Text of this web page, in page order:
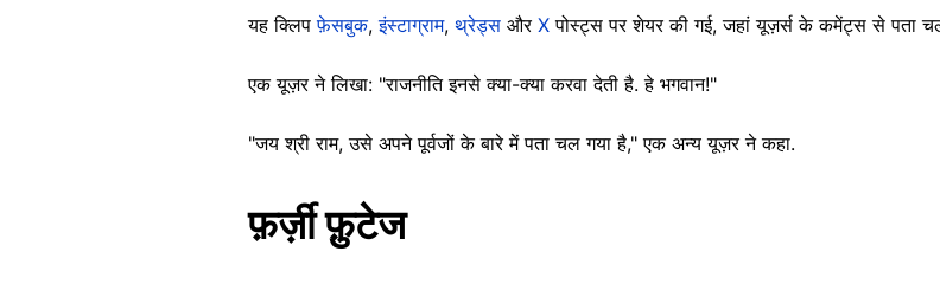
यह क्लिपफ़ेसबुक,इंस्टाग्राम, थ्रेड्स और X पोस्ट्स पर शेयर की गई, जहां यूज़र्स के कमेंट्स से पता
एक यूज़र ने लिखा: "राजनीति इनसे क्या-क्या करवा देती है. हे भगवान!"
"जय श्री राम, उसे अपने पूर्वजों के बारे में पता चल गया है," एक अन्य यूज़र ने कहा.
फ़र्ज़ी फ़ुटेज